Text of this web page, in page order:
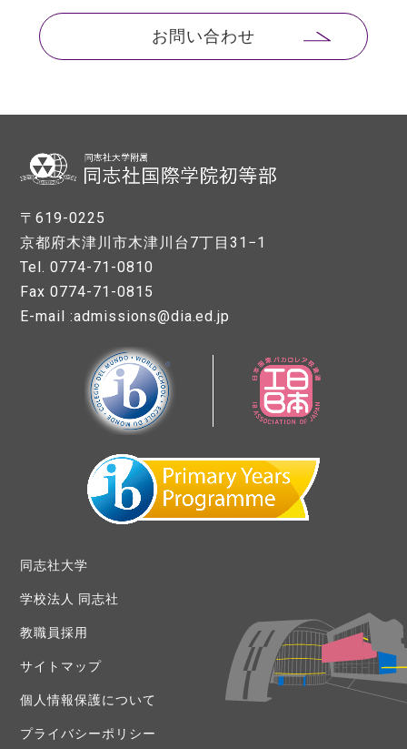
お問い合わせ
〒619-0225
京都府木津川市木津川台7丁目31−1
Tel. 0774-71-0810
Fax 0774-71-0815
E-mail :admissions@dia.ed.jp
同志社大学
学校法人 同志社
教職員採用
サイトマップ
個人情報保護について
プライバシーポリシー